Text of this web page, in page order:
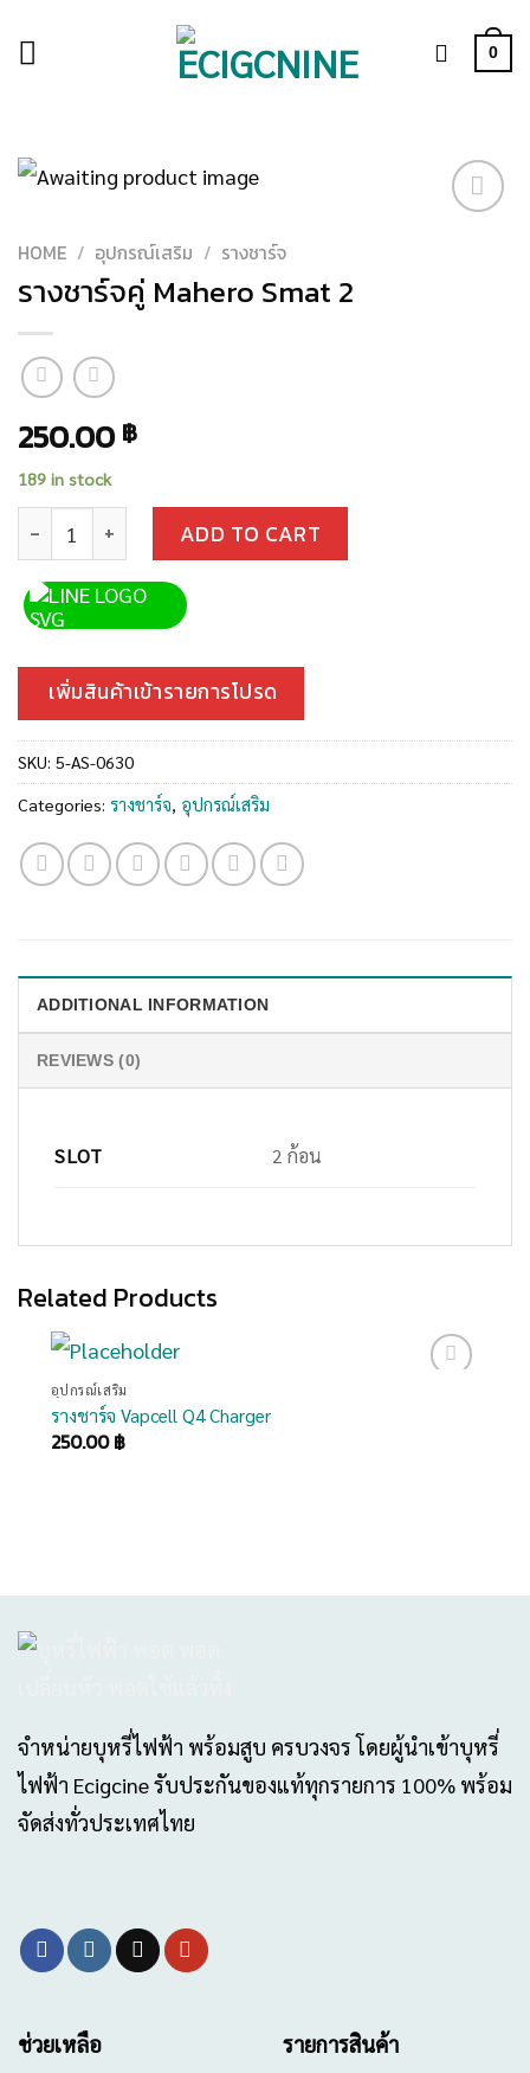
0
HOME / อุปกรณ์เสริม / รางชาร์จ
รางชาร์จคู่ Mahero Smat 2
250.00 ฿
189 in stock
รางชาร์จคู่ Mahero Smat 2 quantity
ADD TO CART
เพิ่มสินค้าเข้ารายการโปรด
SKU: 5-AS-0630
Categories: รางชาร์จ, อุปกรณ์เสริม
ADDITIONAL INFORMATION
REVIEWS (0)
SLOT 2 ก้อน
Related Products
อุปกรณ์เสริม
รางชาร์จ Vapcell Q4 Charger
250.00฿
จำหน่ายบุหรี่ไฟฟ้า พร้อมสูบ ครบวงจร โดยผู้นำเข้าบุหรี่
ไฟฟ้า Ecigcine รับประกันของแท้ทุกรายการ 100% พร้อม
จัดส่งทั่วประเทศไทย
ช่วยเหลือ รายการสินค้า